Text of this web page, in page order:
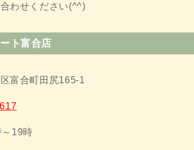
わせください(^^)
ト富合店
富合町田尻165-1
19時